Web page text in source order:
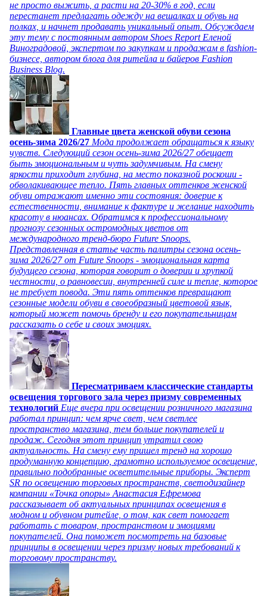
не просто выжить, а расти на 20-30% в год, если
перестанет предлагать одежду на вешалках и обувь на
полках, и начнет продавать уникальный опыт. Обсуждаем
эту тему с постоянным автором Shoes Report Еленой
Виноградовой, экспертом по закупкам и продажам в fashion-
бизнесе, автором блога для ритейла и байеров Fashion
Business Blog.
Главные цвета женской обуви сезона
осень-зима 2026/27 Мода продолжает обращаться к языку
чувств. Следующий сезон осень-зима 2026/27 обещает
быть эмоциональным и чуть задумчивым. На смену
яркости приходит глубина, на место показной роскоши -
обволакивающее тепло. Пять главных оттенков женской
обуви отражают именно эти состояния: доверие к
естественности, внимание к фактуре и желание находить
красоту в нюансах. Обратимся к профессиональному
прогнозу сезонных остромодных цветов от
международного тренд-бюро Future Snoops.
Представленная в статье часть палитры сезона осень-
зима 2026/27 от Future Snoops - эмоциональная карта
будущего сезона, которая говорит о доверии и хрупкой
честности, о равновесии, внутренней силе и тепле, которое
не требует повода. Эти пять оттенков превращают
сезонные модели обуви в своеобразный цветовой язык,
который может помочь бренду и его покупательницам
рассказать о себе и своих эмоциях.
Пересматриваем классические стандарты
освещения торгового зала через призму современных
технологий Еще вчера при освещении розничного магазина
работал принцип: чем ярче свет, чем светлее
пространство магазина, тем больше покупателей и
продаж. Сегодня этот принцип утратил свою
актуальность. На смену ему пришел тренд на хорошо
продуманную концепцию, грамотно используемое освещение,
правильно подобранные осветительные приборы. Эксперт
SR по освещению торговых пространств, светодизайнер
компании «Точка опоры» Анастасия Ефремова
рассказывает об актуальных принципах освещения в
модном и обувном ритейле, о том, как свет помогает
работать с товаром, пространством и эмоциями
покупателей. Она поможет посмотреть на базовые
принципы в освещении через призму новых требований к
торговому пространству.